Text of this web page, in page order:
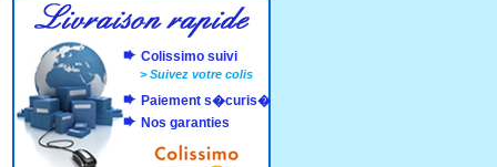
Colissimo suivi
>Suivez votre colis
Paiement s�curis�
Nos garanties